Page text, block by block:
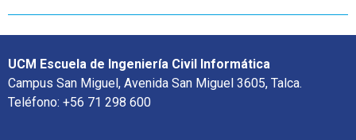
UCM Escuela de Ingeniería Civil Informática
Campus San Miguel, Avenida San Miguel 3605, Talca.
Teléfono: +56 71 298 600